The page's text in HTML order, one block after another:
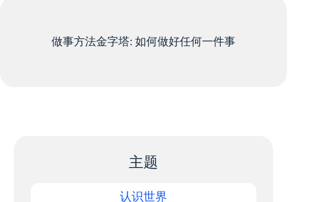
做事方法金字塔: 如何做好任何一件事
主题
认识世界